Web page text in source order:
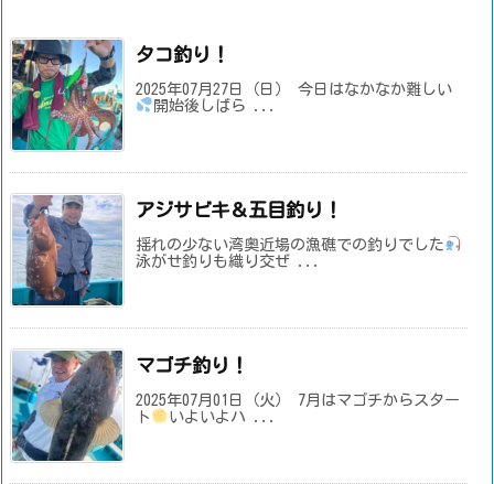
タコ釣り！
2025年07月27日（日） 今日はなかなか難しい
開始後しばら ...
アジサビキ＆五目釣り！
揺れの少ない湾奥近場の漁礁での釣りでした
泳がせ釣りも織り交ぜ ...
マゴチ釣り！
2025年07月01日（火） 7月はマゴチからスター
ト
いよいよハ ...